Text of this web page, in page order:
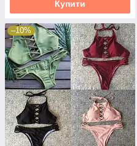
Купити
–10%